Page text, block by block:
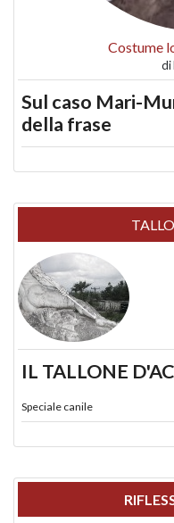
Costume
di
Sul caso Mari-
della frase
IL TALLONE
Speciale canile